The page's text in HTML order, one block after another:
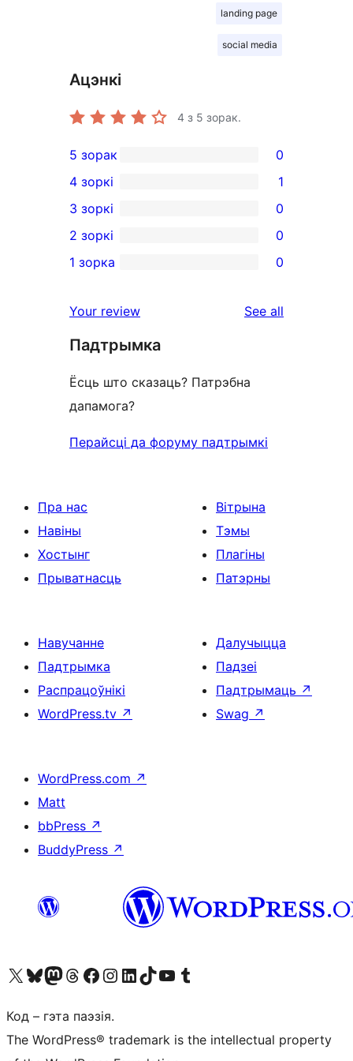
landing page
social media
Ацэнкі
4 з 5 зорак.
0
5-
star
reviews
5 зорак 0
4-
star
review
4 зоркі 1
0
3-
star
3 зоркі 0
2-
reviews
2 зоркі 0
star
reviews
1 зорка 0
Your review See all
Падтрымка
Ёсць што сказаць? Патрэбна
дапамога?
Перайсці да форуму падтрымкі
Пра нас
Навіны
Хостынг
Прыватнасць
Вітрына
Тэмы
Плагіны
Патэрны
Навучанне
Падтрымка
Распрацоўнікі
WordPress.tv ↗
Далучыцца
Падзеі
Падтрымаць ↗
Swag ↗
WordPress.com ↗
Matt
bbPress ↗
BuddyPress ↗
Наведайце наш акаўнт у X (былы Twitter)
Visit our Bluesky account
Visit our Mastodon account
Visit our Threads account
Наведаеце нашу старонку на Facebook
Наведайце наш Instagram
Наведайце нашу старонку ў LinkedIn
Visit our TikTok account
Наведайце наш YouTube каналVisit our Tumblr account
Код – гэта паэзія.
The WordPress® trademark is the intellectual property